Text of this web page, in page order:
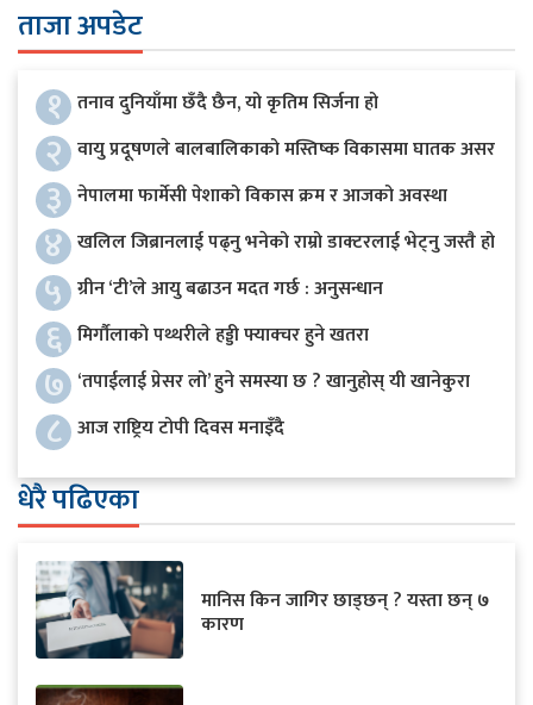
ताजा अपडेट
१ तनाव दुनियाँमा छँदै छैन, यो कृतिम सिर्जना हो
२ वायु प्रदूषणले बालबालिकाको मस्तिष्क विकासमा घातक असर
३ नेपालमा फार्मेसी पेशाको विकास क्रम र आजको अवस्था
४ खलिल जिब्रानलाई पढ्नु भनेको राम्रो डाक्टरलाई भेट्नु जस्तै हो
५ ग्रीन ‘टी’ले आयु बढाउन मदत गर्छ : अनुसन्धान
६ मिर्गौलाको पथ्थरीले हड्डी फ्याक्चर हुने खतरा
७ ‘तपाईलाई प्रेसर लो’ हुने समस्या छ ? खानुहोस् यी खानेकुरा
८ आज राष्ट्रिय टोपी दिवस मनाइँदै
धेरै पढिएका
मानिस किन जागिर छाड्छन् ? यस्ता छन् ७
कारण